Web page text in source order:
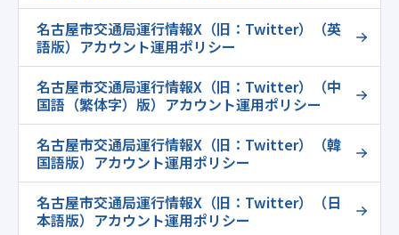
名古屋市交通局運行情報X（旧：Twitter）（英
語版）アカウント運用ポリシー
名古屋市交通局運行情報X（旧：Twitter）（中
国語（繁体字）版）アカウント運用ポリシー
名古屋市交通局運行情報X（旧：Twitter）（韓
国語版）アカウント運用ポリシー
名古屋市交通局運行情報X（旧：Twitter）（日
本語版）アカウント運用ポリシー